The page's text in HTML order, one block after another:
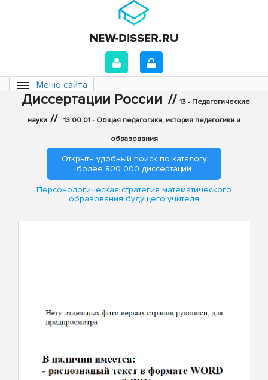
Меню сайта
Диссертации России // 13 - Педагогические
науки // 13.00.01 - Общая педагогика, история педагогики и
образования
Открыть удобный поиск по каталогу
более 800 000 диссертаций
Персонологическая стратегия математического
образования будущего учителя